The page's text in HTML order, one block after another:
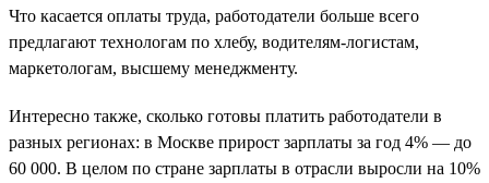
Что касается оплаты труда, работодатели больше всего
предлагают технологам по хлебу, водителям-логистам,
маркетологам, высшему менеджменту.
Интересно также, сколько готовы платить работодатели в
разных регионах: в Москве прирост зарплаты за год 4% — до
60 000. В целом по стране зарплаты в отрасли выросли на 10%